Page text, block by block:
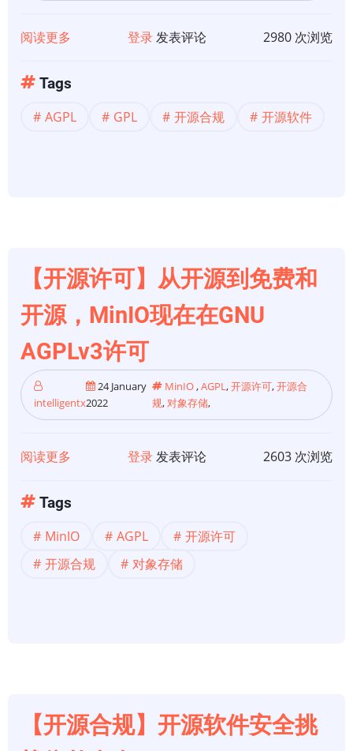
阅读更多
合
可
证？
的
要
问
登录发表评论 2980 次浏览
Tags
AGPL GPL 开源合规 开源软件
【开源许可】从开源到免费和
开源，MinIO现在在GNU
AGPLv3许可
intelligentx
24 January
2022
MinIO ,AGPL ,开源许可,开源合
规, 对象存储,
阅读更多
许
可】
和
开
登录发表评论 2603 次浏览
Tags
MinIO AGPL
开源许可
开源合规
对象存储
【开源合规】开源软件安全挑